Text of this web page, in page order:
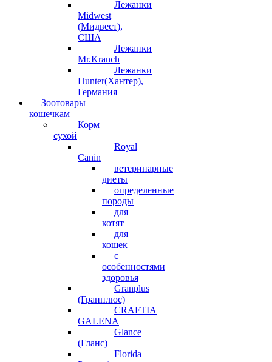
Лежанки
Midwest
(Мидвест),
США
Лежанки
Mr.Kranch
Лежанки
Hunter(Хантер),
Германия
Зоотовары
кошечкам
Корм
сухой
Royal
Canin
ветеринарные
диеты
определенные
породы
для
котят
для
кошек
с
особенностями
здоровья
Granplus
(Гранплюс)
CRAFTIA
GALENA
Glance
(Гланс)
Florida